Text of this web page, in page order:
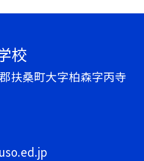
校
扶桑町大字柏森字丙寺